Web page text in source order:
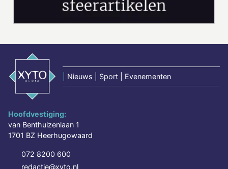
Nieuws | Sport | Evenementen
Hoofdvestiging:
van Benthuizenlaan 1
1701 BZ Heerhugowaard
072 8200 600
redactie@xyto.nl